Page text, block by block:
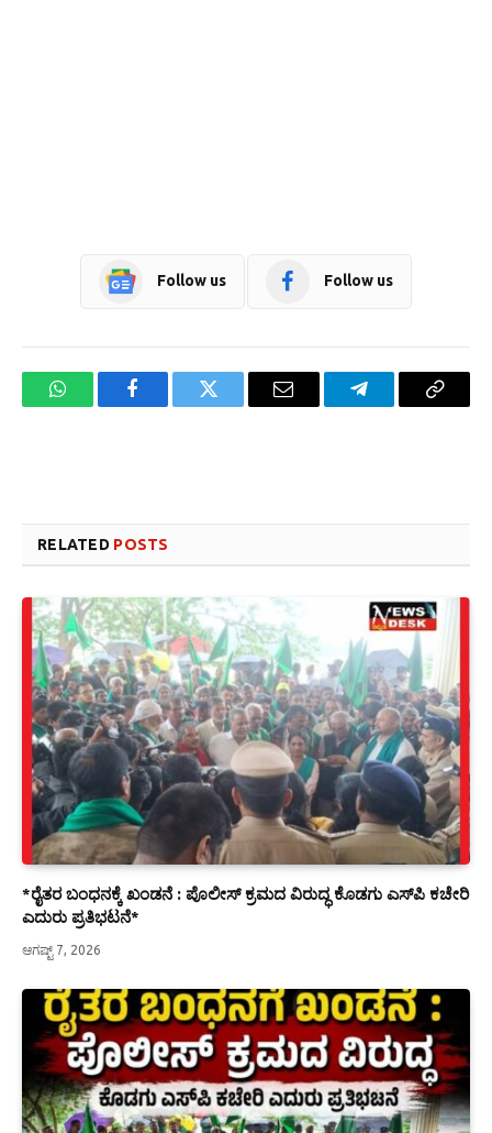
Follow us Follow us
WhatsAppFacebookTwitter Email TelegramCopy
RELATED POSTS
*ರೈತರ ಬಂಧನಕ್ಕೆ ಖಂಡನೆ : ಪೊಲೀಸ್ ಕ್ರಮದ ವಿರುದ್ಧ ಕೊಡಗು ಎಸ್‍ಪಿ ಕಚೇರಿ
ಎದುರು ಪ್ರತಿಭಟನೆ*
ಆಗಷ್ಟ್ 7, 2026